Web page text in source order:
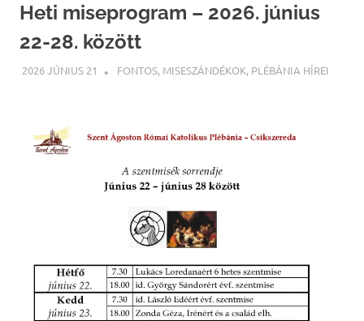
Heti miseprogram – 2026. június
22-28. között
2026 JÚNIUS 21 ILLYÉS GELLÉRT
FONTOS, MISESZÁNDÉKOK, PLÉBÁNIA HÍREI